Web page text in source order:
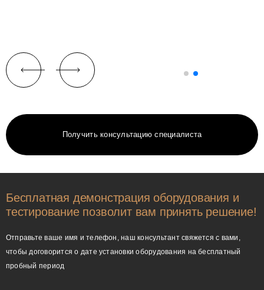
Получить консультацию специалиста
Бесплатная демонстрация оборудования и
тестирование позволит вам принять решение!
Отправьте ваше имя и телефон, наш консультант свяжется с вами,
чтобы договорится о дате установки оборудования на бесплатный
пробный период